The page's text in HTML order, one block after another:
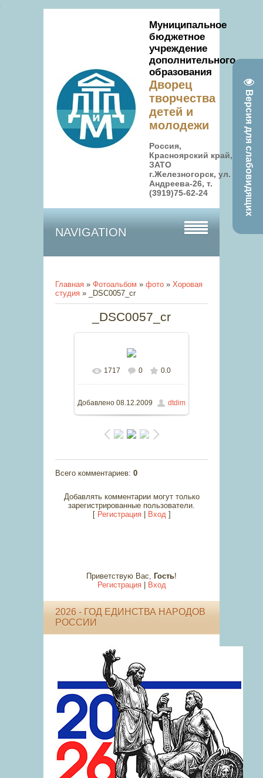
Версия для слабовидящих
Муниципальное
бюджетное
учреждение
дополнительного
образования
Дворец
творчества
детей и
молодежи
Россия,
Красноярский край,
ЗАТО
г.Железногорск, ул.
Андреева-26, т.
(3919)75-62-24
NAVIGATION
Главная » Фотоальбом » фото » Хоровая
студия » _DSC0057_cr
_DSC0057_cr
В реальном размере
800x601 / 132.3Kb
1717 0 0.0
Добавлено 08.12.2009 dtdim
Всего комментариев: 0
Добавлять комментарии могут только
зарегистрированные пользователи.
[ Регистрация| Вход ]
Приветствую Вас Гость!
Регистрация| Вход
2026 - ГОД ЕДИНСТВА НАРОДОВ
РОССИИ